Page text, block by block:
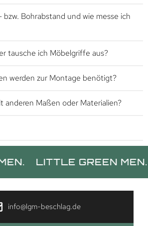
bzw. Bohrabstand und wie messe ich
tausche ich Möbelgriffe aus?
werden zur Montage benötigt?
anderen Maßen oder Materialien?
GREEN MEN.
info@lgm-beschlag.de